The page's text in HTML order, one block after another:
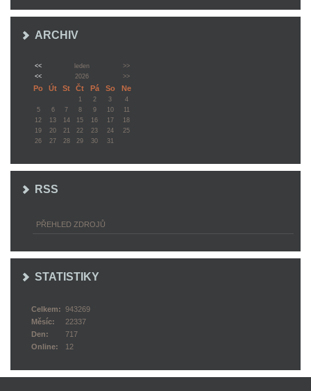
ARCHIV
<< leden
>>
<<
2026 >>
Po Út St Čt Pá So Ne
1 2 3
4
5
6 7 8 9 10
11
12
13 14 15 16 17
18
19
20 21 22 23 24
25
26
27 28 29 30 31
RSS
PŘEHLED ZDROJŮ
STATISTIKY
Online: 12
Celkem: 943269
Měsíc:
22337
Den:
717